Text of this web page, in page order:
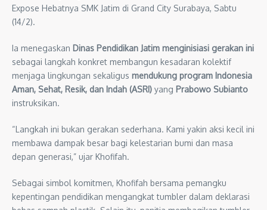
Expose Hebatnya SMK Jatim di Grand City Surabaya, Sabtu
(14/2).
Ia menegaskan Dinas Pendidikan Jatim menginisiasi gerakan ini
sebagai langkah konkret membangun kesadaran kolektif
menjaga lingkungan sekaligus mendukung program Indonesia
Aman, Sehat, Resik, dan Indah (ASRI) yang Prabowo Subianto
instruksikan.
“Langkah ini bukan gerakan sederhana. Kami yakin aksi kecil ini
membawa dampak besar bagi kelestarian bumi dan masa
depan generasi,” ujar Khofifah.
Sebagai simbol komitmen, Khofifah bersama pemangku
kepentingan pendidikan mengangkat tumbler dalam deklarasi